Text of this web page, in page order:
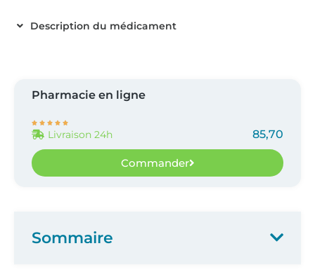
Description du médicament
Pharmacie en ligne
    
Livraison 24h 85,70
Commander
Sommaire